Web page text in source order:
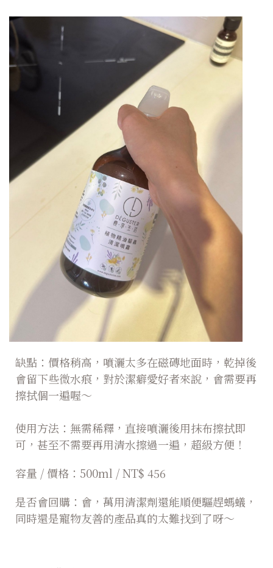
缺點：價格稍高，噴灑太多在磁磚地面時，乾掉後
會留下些微水痕，對於潔癖愛好者來說，會需要再
擦拭個一遍喔～
使用方法：無需稀釋，直接噴灑後用抹布擦拭即
可，甚至不需要再用清水擦過一遍，超級方便！
容量 / 價格：500ml / NT$ 456
是否會回購：會，萬用清潔劑還能順便驅趕螞蟻，
同時還是寵物友善的產品真的太難找到了呀～